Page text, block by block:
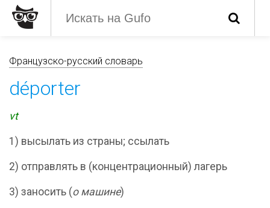
Французско-русский словарь
déporter
vt
1) высылать из страны; ссылать
2) отправлять в (концентрационный) лагерь
3) заносить (о машине)